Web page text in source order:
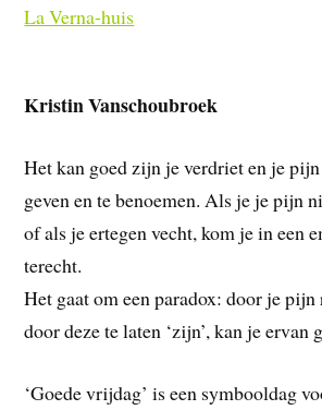
La Verna-huis
Kristin Vanschoubroek
Het kan goed zijn je verdriet en je
geven en te benoemen. Als je je pijn
of als je ertegen vecht, kom je in een
terecht.
Het gaat om een paradox: door je pijn
door deze te laten ‘zijn’, kan je ervan
‘Goede vrijdag’ is een symbooldag